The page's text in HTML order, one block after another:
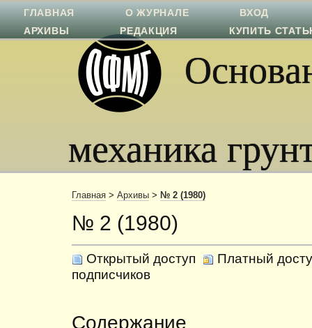
механика
ГЛАВНАЯ О ЖУРНАЛЕ
ВХОД
АРХИВЫ
РЕДАКЦИЯ КУПИТЬ
Главная > Архивы > № 2 (1980)
№ 2 (1980)
Открытый доступ
Платный
подписчиков
Содержание